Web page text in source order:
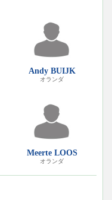
Andy BUIJK
オランダ
Meerte LOOS
オランダ